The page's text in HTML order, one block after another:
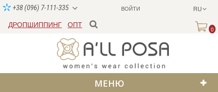
ВОЙТИ RU
+38 (096) 7-111-335
ДРОПШИППИНГ ОПТ
0
МЕНЮ